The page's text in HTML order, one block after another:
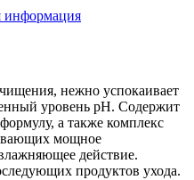
информация
нежно успокаивает
уровень pH. Содержит
а также комплекс
мощное
действие.
продуктов ухода.